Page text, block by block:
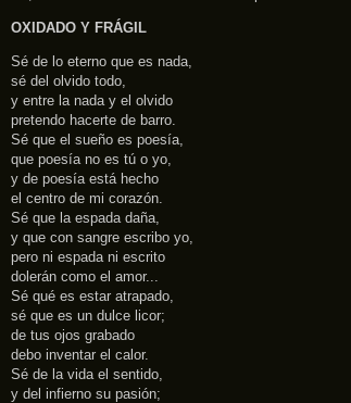
OXIDADO Y FRÁGIL
Sé de lo eterno que es nada,
sé del olvido todo,
y entre la nada y el olvido
pretendo hacerte de barro.
Sé que el sueño es poesía,
que poesía no es tú o yo,
y de poesía está hecho
el centro de mi corazón.
Sé que la espada daña,
y que con sangre escribo yo,
pero ni espada ni escrito
dolerán como el amor...
Sé qué es estar atrapado,
sé que es un dulce licor;
de tus ojos grabado
debo inventar el calor.
Sé de la vida el sentido,
y del infierno su pasión;